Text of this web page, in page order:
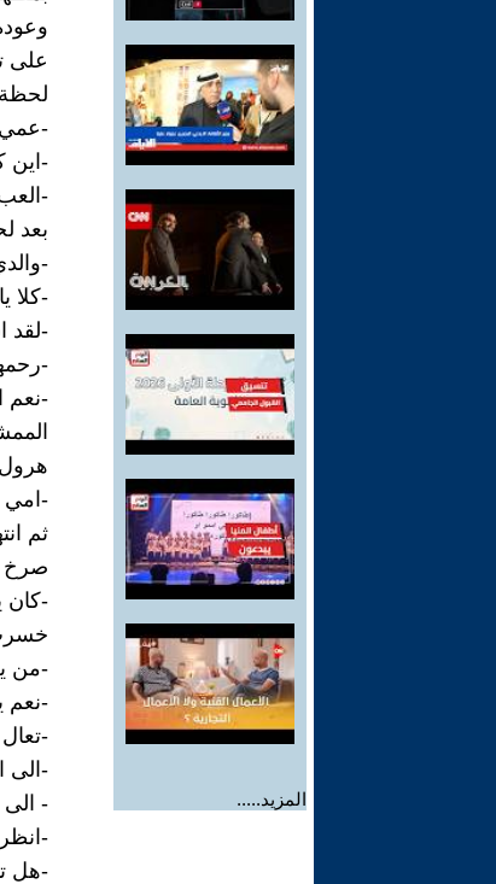
المزيد.....
على
-
-اين
-
بعد
-
-كلا
-لقد
-
-نعم
-امي
ثم
صرخ
-كان
-من
-نعم
-
-الى
- الى
-
-هل